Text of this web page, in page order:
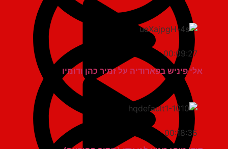
00:09:27
אלי פיניש בפארודיה על זמיר כהן ודומיו
00:18:35